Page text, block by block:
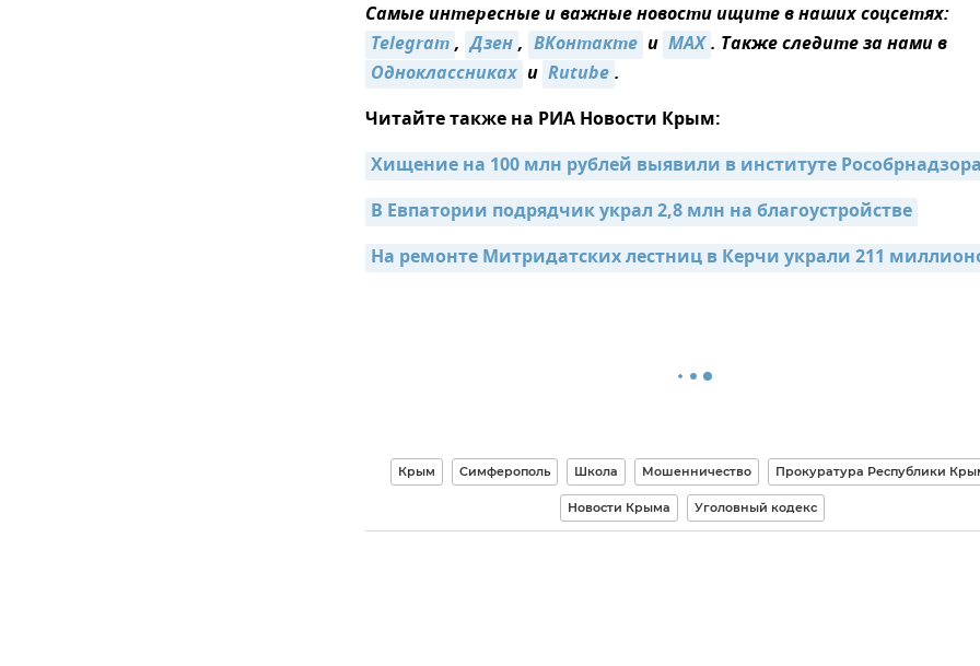
Самые интересные и важные новости ищите в наших соцсетях:
Telegram, Дзен, ВКонтакте и MAX. Также следите за нами в
Одноклассниках и Rutube.
Читайте также на РИА Новости Крым:
Хищение на 100 млн рублей выявили в институте
В Евпатории подрядчик украл 2,8 млн на благоустройстве
На ремонте Митридатских лестниц в Керчи украли 211
Крым Симферополь Школа Мошенничество Прокуратура Республики
Новости Крыма Уголовный кодекс